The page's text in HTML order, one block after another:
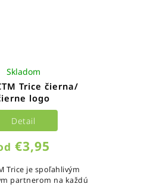
Trice čierna/
logo
Skladom
€3,95
Detail
Trice je spoľahlivým
partnerom na každú